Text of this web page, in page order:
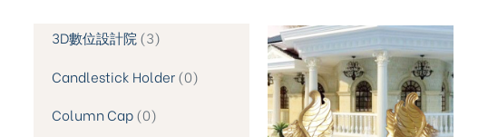
3D數位設計院 3
Candlestick Holder 0
Column Cap 0
TREND